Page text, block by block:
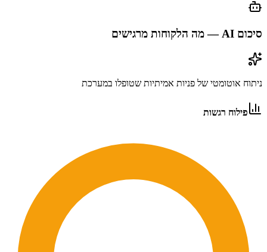
סיכום AI — מה הלקוחות מרגישים
ניתוח אוטומטי של פניות אמיתיות שטופלו במערכת
פילוח רגשות